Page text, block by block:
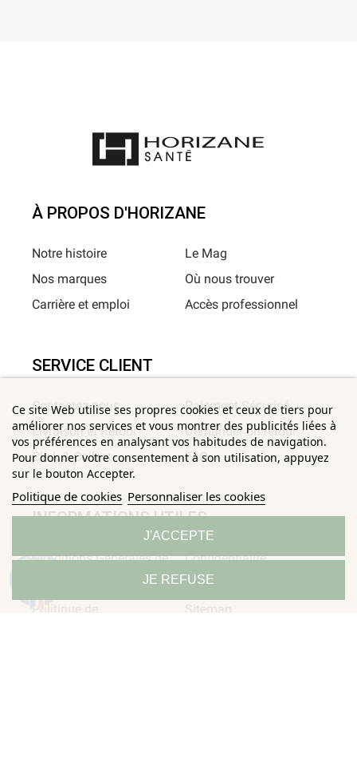
Ce site Web utilise ses propres cookies et ceux de tiers pour
améliorer nos services et vous montrer des publicités liées à
vos préférences en analysant vos habitudes de navigation.
Pour donner votre consentement à son utilisation, appuyez
sur le bouton Accepter.
Politique de cookies Personnaliser les cookies
JE REFUSE
J'ACCEPTE
À PROPOS D'HORIZANE
Notre histoire
Nos marques
Carrière et emploi
Le Mag
Où nous trouver
Accès professionnel
SERVICE CLIENT
Contactez-nous
Livraison et Retour
Click & Collect
Paiement Sécurisé
Demander un retour
FAQ
INFORMATIONS UTILES
Conditions Générales de
Politique de
Confidentialité
Mentions légales
Sitemap